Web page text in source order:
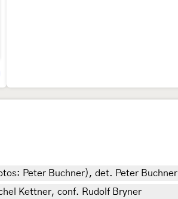
Peter Buchner), det. Peter Buchner
Kettner, conf. Rudolf Bryner